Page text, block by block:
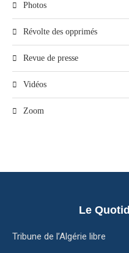
Photos
Révolte des opprimés
Revue de presse
Vidéos
Zoom
Le
Tribune de l’Algérie libre